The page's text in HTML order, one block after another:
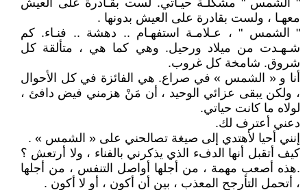
" الشمس " مشكلـة حيـاتي. لست بقـادرة على العيش
معهـا ، ولست بقادرة على العيش بدونها .
" الشمس " ، عـلامـة استفهـام .. دهشة .. فنـاء. كم
شـهـدت من ميلاد ورحيل. وهي كما هي ، متألقة كل
شروق. شامخة كل غروب.
أنا و « الشمس » في صراع. هي الفائزة في كل الأحوال
، ولكن يبقى عزائي الوحيد ، أن مَنْ هزمني فيض دافئ ،
لولاه ما كانت حياتي.
دعني أعترف لك.
إنني أحيا لأهتدي إلى صيغة تصالحني على « الشمس » .
كيف أتقبل أنها الدفء الذي يذكرني بالفناء ، ولا أرتعش ؟
.هذه أصعب مهمة ، من أجلها أواصل التنفس ، من أجلها
، أتحمل التأرجح المعذب ، بين أن أكون ، أو لا أكون .